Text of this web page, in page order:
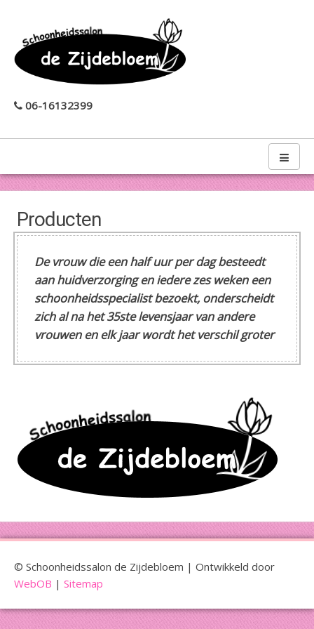
06-16132399
Producten
De vrouw die een half uur per dag besteedt
aan huidverzorging en iedere zes weken een
schoonheidsspecialist bezoekt, onderscheidt
zich al na het 35ste levensjaar van andere
vrouwen en elk jaar wordt het verschil groter
© Schoonheidssalon de Zijdebloem | Ontwikkeld door
WebOB | Sitemap